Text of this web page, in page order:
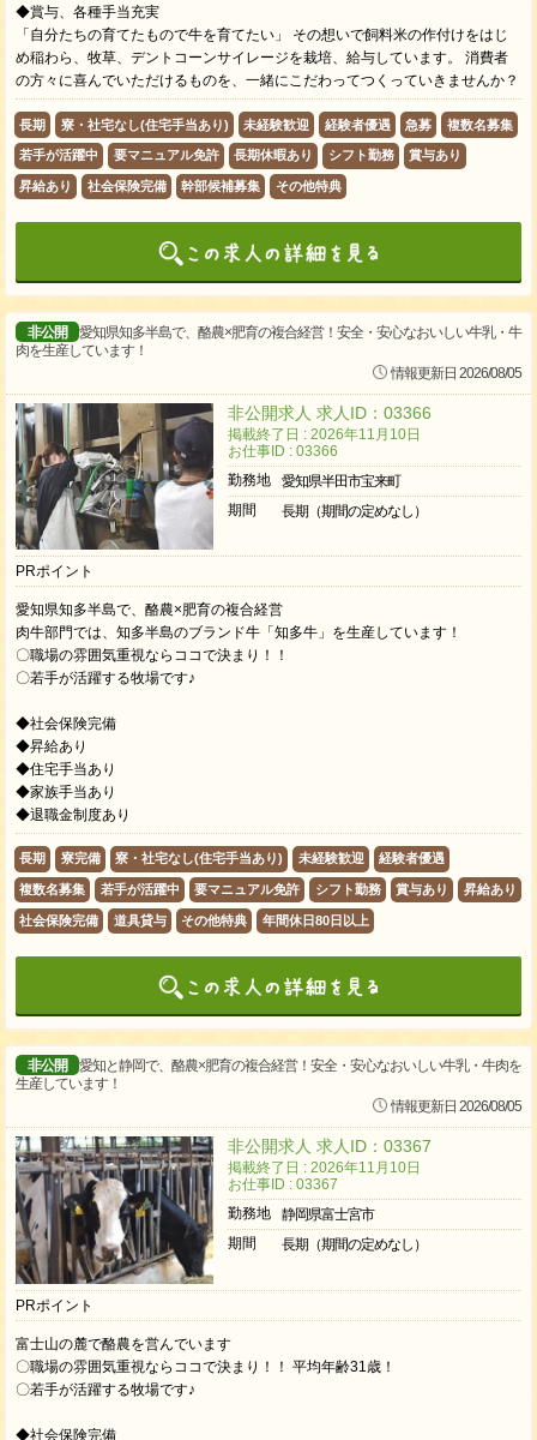
◆賞与、各種手当充実
「自分たちの育てたもので牛を育てたい」 その想いで飼料米の作付けをはじ
め稲わら、牧草、デントコーンサイレージを栽培、給与しています。 消費者
の方々に喜んでいただけるものを、一緒にこだわってつくっていきませんか？
長期 寮・社宅なし(住宅手当あり) 未経験歓迎 経験者優遇 急募 複数名募集
若手が活躍中 要マニュアル免許 長期休暇あり シフト勤務 賞与あり
昇給あり 社会保険完備 幹部候補募集 その他特典
非公開
愛知県知多半島で、酪農×肥育の複合経営！安全・安心なおいしい牛乳・牛
肉を生産しています！
情報更新日 2026/08/05
非公開求人 求人ID：03366
掲載終了日 : 2026年11月10日
お仕事ID : 03366
勤務地
愛知県半田市宝来町
期間
長期（期間の定めなし）
PRポイント
愛知県知多半島で、酪農×肥育の複合経営
肉牛部門では、知多半島のブランド牛「知多牛」を生産しています！
〇職場の雰囲気重視ならココで決まり！！
〇若手が活躍する牧場です♪
◆社会保険完備
◆昇給あり
◆住宅手当あり
◆家族手当あり
◆退職金制度あり
長期 寮完備 寮・社宅なし(住宅手当あり) 未経験歓迎 経験者優遇
複数名募集 若手が活躍中 要マニュアル免許 シフト勤務 賞与あり 昇給あり
社会保険完備 道具貸与 その他特典 年間休日80日以上
非公開
愛知と静岡で、酪農×肥育の複合経営！安全・安心なおいしい牛乳・牛肉を
生産しています！
情報更新日 2026/08/05
非公開求人 求人ID：03367
掲載終了日 : 2026年11月10日
お仕事ID : 03367
勤務地
静岡県富士宮市
期間
長期（期間の定めなし）
PRポイント
富士山の麓で酪農を営んでいます
〇職場の雰囲気重視ならココで決まり！！ 平均年齢31歳！
〇若手が活躍する牧場です♪
◆社会保険完備